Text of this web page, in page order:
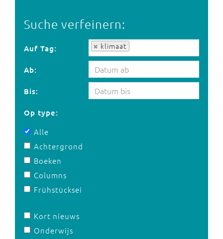
Suche verfeinern:
Auf Tag: klimaat
Auf Tag:
Ab:
Bis:
Op type:
Alle
Achtergrond
Boeken
Columns
Frühstücksei
Kort nieuws
Onderwijs